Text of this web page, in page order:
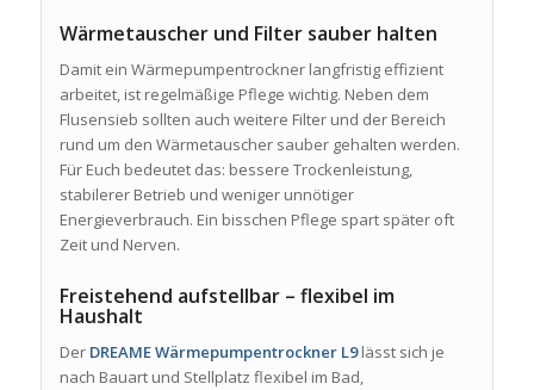
Wärmetauscher und Filter sauber halten
Damit ein Wärmepumpentrockner langfristig effizient
arbeitet, ist regelmäßige Pflege wichtig. Neben dem
Flusensieb sollten auch weitere Filter und der Bereich
rund um den Wärmetauscher sauber gehalten werden.
Für Euch bedeutet das: bessere Trockenleistung,
stabilerer Betrieb und weniger unnötiger
Energieverbrauch. Ein bisschen Pflege spart später oft
Zeit und Nerven.
Freistehend aufstellbar – flexibel im
Haushalt
Der DREAME Wärmepumpentrockner L9lässt sich je
nach Bauart und Stellplatz flexibel im Bad,